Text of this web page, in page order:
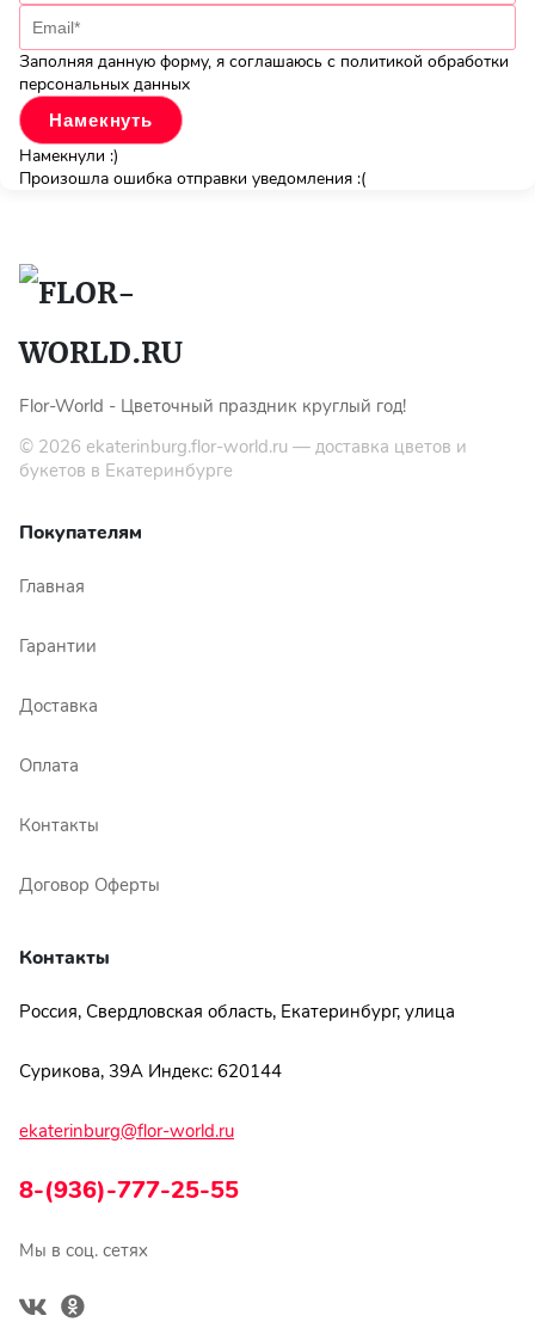
Заполняя данную форму, я соглашаюсь с политикой обработки
персональных данных
Намекнули :)
Произошла ошибка отправки уведомления :(
Flor-World - Цветочный праздник круглый год!
© 2026 ekaterinburg.flor-world.ru — доставка цветов и
букетов в Екатеринбурге
Покупателям
Главная
Гарантии
Доставка
Оплата
Контакты
Договор Оферты
Контакты
Россия, Свердловская область, Екатеринбург, улица
Сурикова, 39А Индекс: 620144
ekaterinburg@flor-world.ru
8-(936)-777-25-55
Мы в соц. сетях